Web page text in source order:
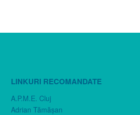
LINKURI RECOMANDATE
A.P.M.E. Cluj
Adrian Tămăşan